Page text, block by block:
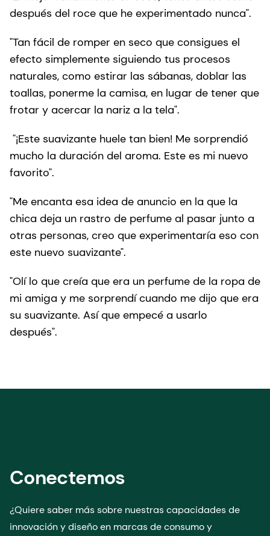
después del roce que he experimentado nunca".
"Tan fácil de romper en seco que consigues el
efecto simplemente siguiendo tus procesos
naturales, como estirar las sábanas, doblar las
toallas, ponerme la camisa, en lugar de tener que
frotar y acercar la nariz a la tela".
"¡Este suavizante huele tan bien! Me sorprendió
mucho la duración del aroma. Este es mi nuevo
favorito".
"Me encanta esa idea de anuncio en la que la
chica deja un rastro de perfume al pasar junto a
otras personas, creo que experimentaría eso con
este nuevo suavizante".
"Olí lo que creía que era un perfume de la ropa de
mi amiga y me sorprendí cuando me dijo que era
su suavizante. Así que empecé a usarlo
después".
Conectemos
¿Quiere saber más sobre nuestras capacidades de
innovación y diseño en marcas de consumo y